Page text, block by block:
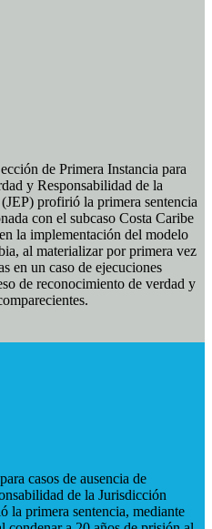
de Primera Instancia para
y Responsabilidad de la
profirió la primera sentencia
con el subcaso Costa Caribe
la implementación del modelo
al materializar por primera vez
en un caso de ejecuciones
de reconocimiento de verdad y
casos de ausencia de
de la Jurisdicción
la primera sentencia, mediante